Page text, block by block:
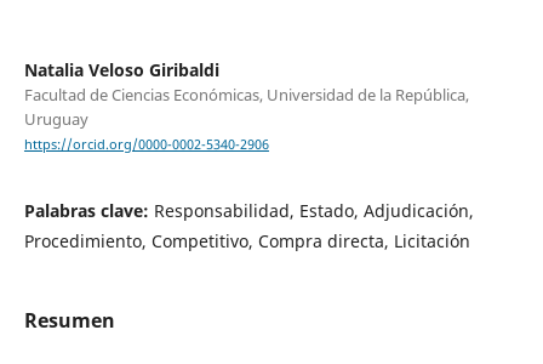
Natalia Veloso Giribaldi
Facultad de Ciencias Económicas, Universidad de la República,
Uruguay
https://orcid.org/0000-0002-5340-2906
Palabras clave: Responsabilidad, Estado, Adjudicación,
Procedimiento, Competitivo, Compra directa, Licitación
Resumen